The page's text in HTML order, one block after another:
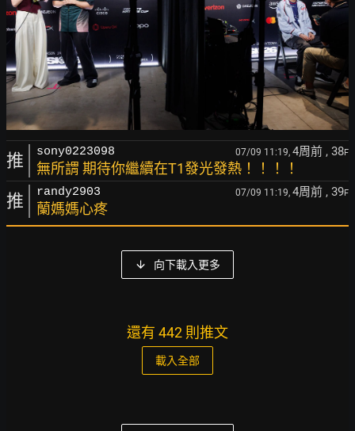
推 sony0223098 07/09 11:19, 4周前 , 38F
無所謂 期待你繼續在T1發光發熱！！！！
推 randy2903 07/09 11:19, 4周前 , 39F
蘭媽媽心疼
向下載入更多
還有 442 則推文
載入全部